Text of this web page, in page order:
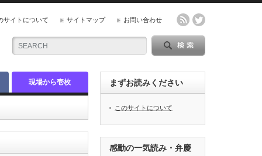
サイトについて サイトマップ お問い合わせ
現場から壱枚 まずお読みください
このサイトについて
感動の一気読み・弁慶